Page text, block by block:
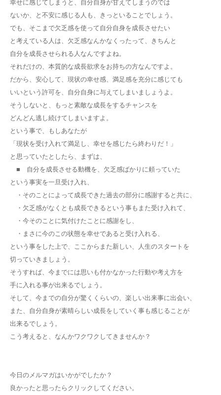
ないか、と不安に感じる人も、きっといることでしょう。
でも、そこまで欠乏感を使って自分自身を成長させたい
と考えている人は、欠乏感なんかなくったって、きちんと
自分を成長させられる人なんですよね。
それだけの、本質的な成長欲求をお持ちの方なんですよ。
だから、安心して、現状の幸せ感、満足感を充分に感じても
いいという許可を、自分自身に与えてしまいましょうよ。
そうしないと、もっと素敵な成長をするチャンスを
どんどん逃し続けてしまいますよ。
という事で、もしあなたが
「現状を受け入れて満足し、幸せを感じたら終わりだ！」
と思っていたとしたら、まずは、
■ 自分を成長させる動機を、欠乏感ばかりに頼っていた
という事実を一旦受け入れ、
・そのことによって成長できた過去の部分に感謝すると共に、
・欠乏感がなくとも成長できるという事もまた受け入れて、
・今そのことに気付けたことに感謝をし、
・まさに今のこの状態を幸せであると受け入れる、
という事をした上で、ここからまた新しい、人生のスタートを
切っていきましょう。
そうすれば、今までには思いも付かなかった行動や考え方を
手に入れる事が出来るでしょう。
そして、今までの自分が驚くくらいの、楽しい出来事に出会い、
また、自分自身が素晴らしい成長をしていく事も感じることが
出来るでしょう。
こう考えると、なんかワクワクしてきませんか？
今日のメルマガはいかがでしたか？
良かったと思ったらクリックしてください。